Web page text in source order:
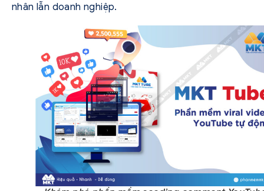
nhân lẫn doanh nghiệp.